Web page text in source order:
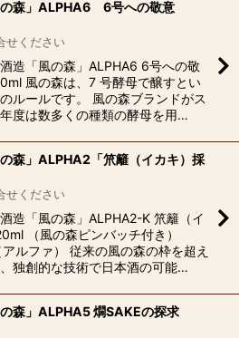
の森」ALPHA6 6号への敬意
せください
造「風の森」ALPHA6 6号への敬
風の森は、7 号酵母で醸すとい
ルールです。 風の森ブランドがス
度は数多くの種類の酵母を用…
森」ALPHA2「笊籬（イカキ）採
せください
造「風の森」ALPHA2-K 笊籬（イ
（風の森ピンバッチ付き）
アルファ） 従来の風の森の枠を超え
独創的な技術で日本酒の可能…
森」ALPHA5 燗SAKEの探求